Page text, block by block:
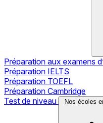
Préparation aux examens
Préparation IELTS
Préparation TOEFL
Préparation Cambridge
Test de niveau
Nos écoles